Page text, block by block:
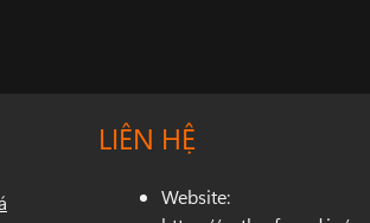
LIÊN HỆ
Website: